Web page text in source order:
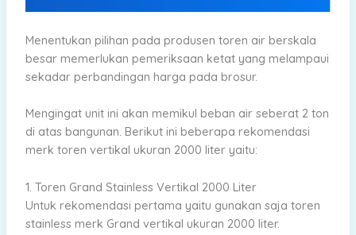
Menentukan pilihan pada produsen toren air berskala
besar memerlukan pemeriksaan ketat yang melampaui
sekadar perbandingan harga pada brosur.
Mengingat unit ini akan memikul beban air seberat 2 ton
di atas bangunan. Berikut ini beberapa rekomendasi
merk toren vertikal ukuran 2000 liter yaitu:
1. Toren Grand Stainless Vertikal 2000 Liter
Untuk rekomendasi pertama yaitu gunakan saja toren
stainless merk Grand vertikal ukuran 2000 liter.